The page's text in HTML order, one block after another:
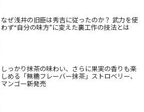
なぜ浅井の旧臣は秀吉に従ったのか？ 武力を使
わず“自分の味方”に変えた裏工作の技法とは
しっかり抹茶の味わい、さらに果実の香りも楽
しめる「無糖フレーバー抹茶」ストロベリー、
マンゴー新発売